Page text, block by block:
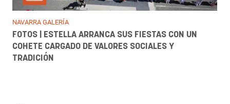
NAVARRA GALERÍA
FOTOS | ESTELLA ARRANCA SUS FIESTAS CON UN
COHETE CARGADO DE VALORES SOCIALES Y
TRADICIÓN